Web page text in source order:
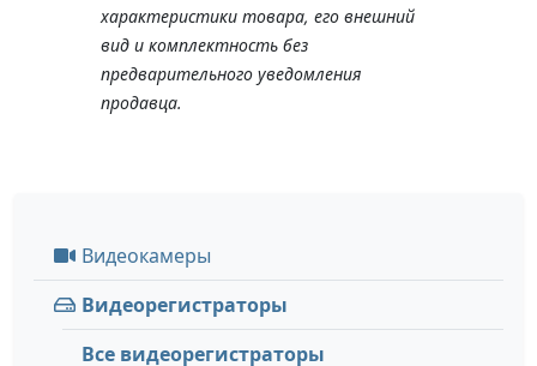
характеристики товара, его внешний
вид и комплектность без
предварительного уведомления
продавца.
Видеокамеры
Видеорегистраторы
Все видеорегистраторы